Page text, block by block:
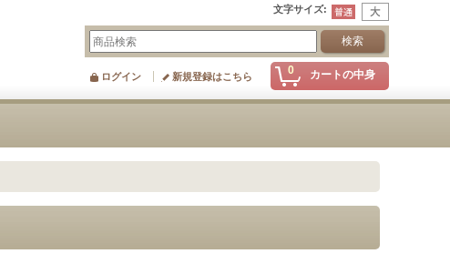
文字サイズ:
0 カートの中身
ログイン 新規登録はこちら